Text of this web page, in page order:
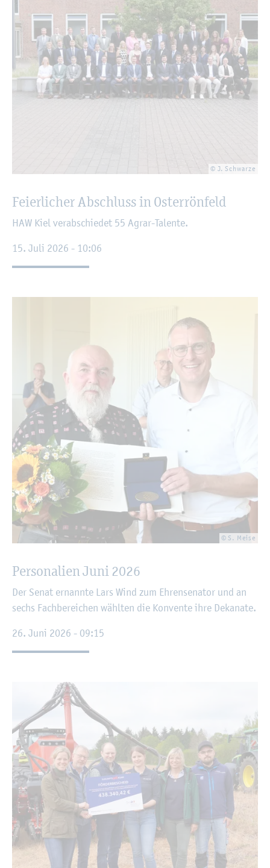
© J. Schwar­ze
Fei­er­li­cher Ab­schluss in Os­ter­rön­feld
HAW Kiel ver­ab­schie­det 55 Agrar-Ta­len­te.
15. Juli 2026 - 10:06
© S. Meise
Per­so­na­li­en Juni 2026
Der Senat er­nann­te Lars Wind zum Eh­ren­se­na­tor und an
sechs Fach­be­rei­chen wähl­ten die Kon­ven­te ihre De­ka­na­te.
26. Juni 2026 - 09:15